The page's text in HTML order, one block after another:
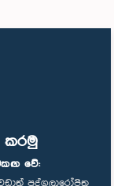
කරමු
වේ:
පුද්ගලාරෝපිත